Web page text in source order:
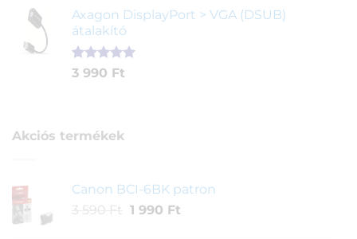
ből,
értékelés
alapján
was:
290 Ft.
is:
Axagon DisplayPort > VGA (DSUB)
átalakító
Értékelés
1
3 990 Ft
Akciós termékek
Canon BCI-6BK patron
3 590 Ft
Original
1 990 FtCurrent